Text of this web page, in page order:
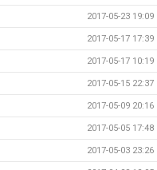
2017-05-23 19:09
2017-05-17 17:39
2017-05-17 10:19
2017-05-15 22:37
2017-05-09 20:16
2017-05-05 17:48
2017-05-03 23:26